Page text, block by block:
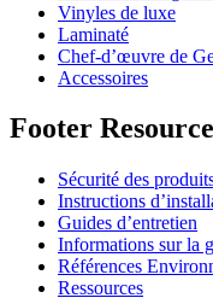
Vinyles de luxe
Laminaté
Chef-d’œuvre de
Accessoires
Footer
Sécurité des
Instructions
Guides d’entretien
Informations sur la
Références
Ressources